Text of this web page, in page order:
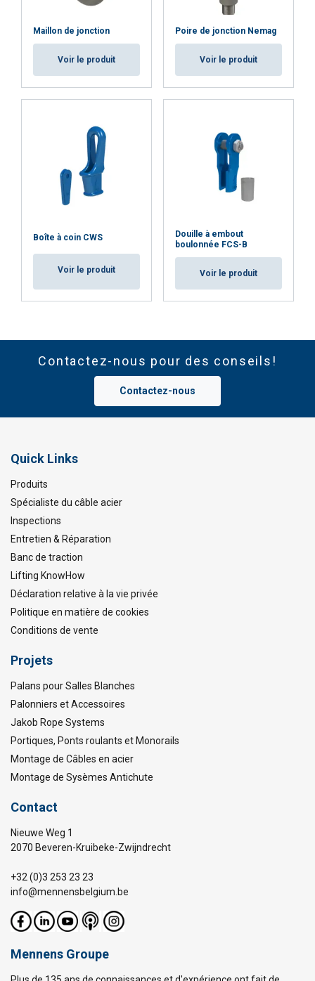
Maillon de jonction
Voir le produit
Poire de jonction Nemag
Voir le produit
Boîte à coin CWS
Voir le produit
Douille à embout
boulonnée FCS-B
Voir le produit
Contactez-nous pour des conseils!
Contactez-nous
Quick Links
Produits
Spécialiste du câble acier
Inspections
Entretien & Réparation
Banc de traction
Lifting KnowHow
Déclaration relative à la vie privée
Politique en matière de cookies
Conditions de vente
Projets
Palans pour Salles Blanches
Palonniers et Accessoires
Jakob Rope Systems
Portiques, Ponts roulants et Monorails
Montage de Câbles en acier
Montage de Sysèmes Antichute
Contact
Nieuwe Weg 1
2070 Beveren-Kruibeke-Zwijndrecht
+32 (0)3 253 23 23
info@mennensbelgium.be
Mennens Groupe